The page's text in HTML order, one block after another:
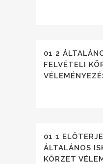
01 2
FELVÉTELI
01 1
ÁLTALÁNOS
KÖRZET